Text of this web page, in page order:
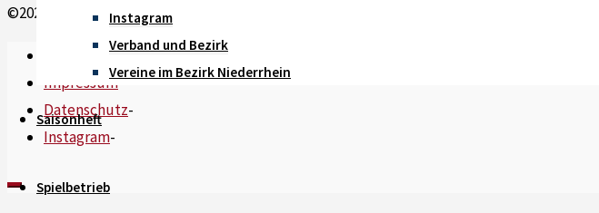
Instagram
Verband und Bezirk
Vereine im Bezirk Niederrhein
Saisonheft
Spielbetrieb
©2026 TTC Waldniel 1957 e.V.
Impressum-
Datenschutz-
Instagram-